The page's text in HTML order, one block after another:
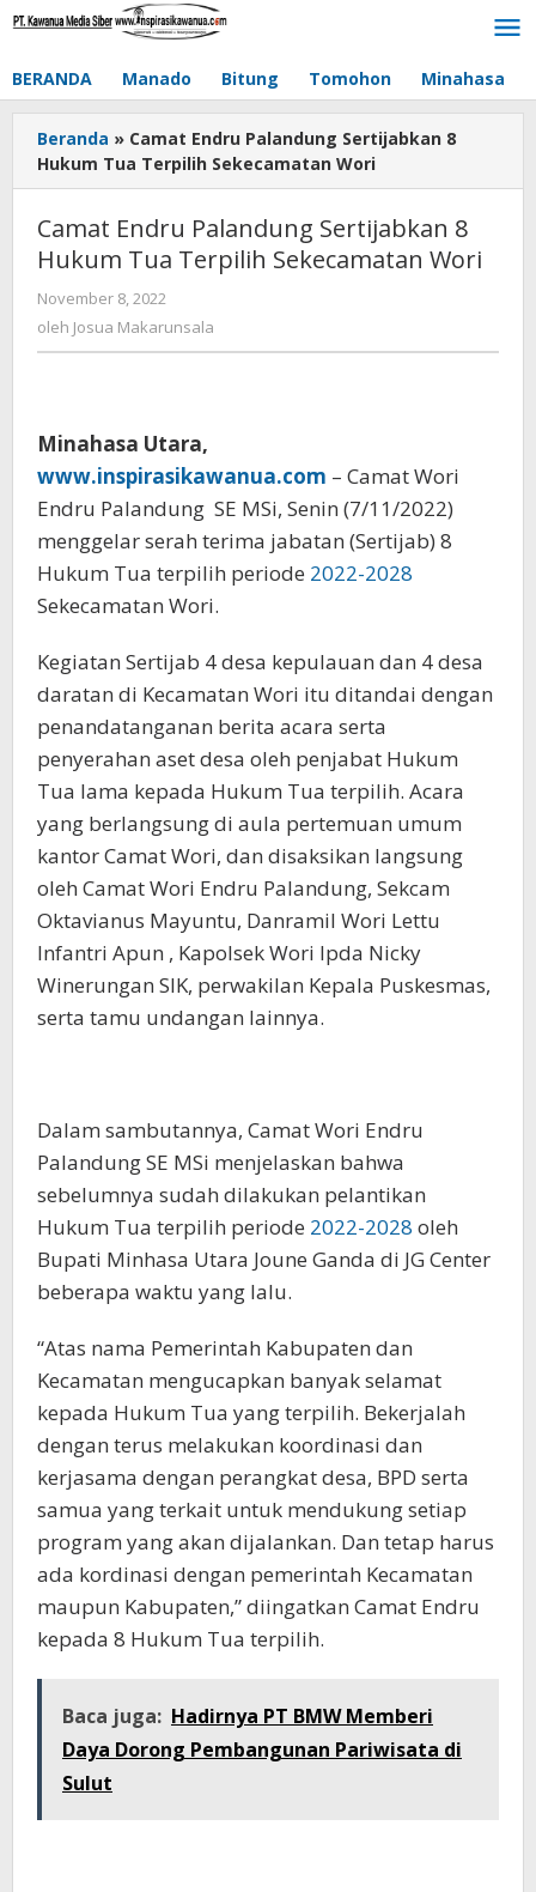
Lewati
BERANDA Manado Bitung Tomohon Minahasa
Beranda » Camat Endru Palandung Sertijabkan 8
Hukum Tua Terpilih Sekecamatan Wori
Camat Endru Palandung Sertijabkan 8
Hukum Tua Terpilih Sekecamatan Wori
November 8, 2022
Josua
oleh Josua Makarunsala
Minahasa Utara,
www.inspirasikawanua.com – Camat Wori
Endru Palandung SE MSi, Senin (7/11/2022)
menggelar serah terima jabatan (Sertijab) 8
Hukum Tua terpilih periode 2022-2028
Sekecamatan Wori.
Kegiatan Sertijab 4 desa kepulauan dan 4 desa
daratan di Kecamatan Wori itu ditandai dengan
penandatanganan berita acara serta
penyerahan aset desa oleh penjabat Hukum
Tua lama kepada Hukum Tua terpilih. Acara
yang berlangsung di aula pertemuan umum
kantor Camat Wori, dan disaksikan langsung
oleh Camat Wori Endru Palandung, Sekcam
Oktavianus Mayuntu, Danramil Wori Lettu
Infantri Apun , Kapolsek Wori Ipda Nicky
Winerungan SIK, perwakilan Kepala Puskesmas,
serta tamu undangan lainnya.
Dalam sambutannya, Camat Wori Endru
Palandung SE MSi menjelaskan bahwa
sebelumnya sudah dilakukan pelantikan
Hukum Tua terpilih periode 2022-2028 oleh
Bupati Minhasa Utara Joune Ganda di JG Center
beberapa waktu yang lalu.
“Atas nama Pemerintah Kabupaten dan
Kecamatan mengucapkan banyak selamat
kepada Hukum Tua yang terpilih. Bekerjalah
dengan terus melakukan koordinasi dan
kerjasama dengan perangkat desa, BPD serta
samua yang terkait untuk mendukung setiap
program yang akan dijalankan. Dan tetap harus
ada kordinasi dengan pemerintah Kecamatan
maupun Kabupaten,” diingatkan Camat Endru
kepada 8 Hukum Tua terpilih.
Baca juga: Hadirnya PT BMW Memberi
Daya Dorong Pembangunan Pariwisata di
Sulut